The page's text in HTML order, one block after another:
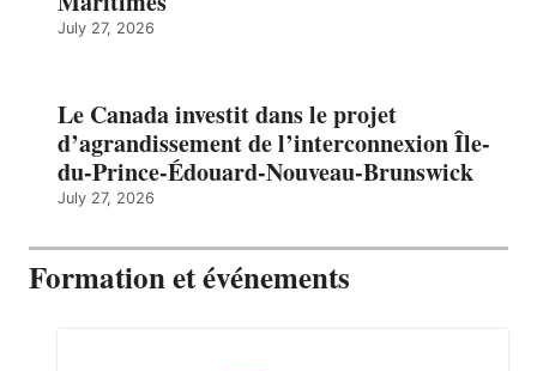
July 27, 2026
Le Canada investit dans le projet
d’agrandissement de l’interconnexion Île-
du-Prince-Édouard-Nouveau-Brunswick
July 27, 2026
Formation et événements